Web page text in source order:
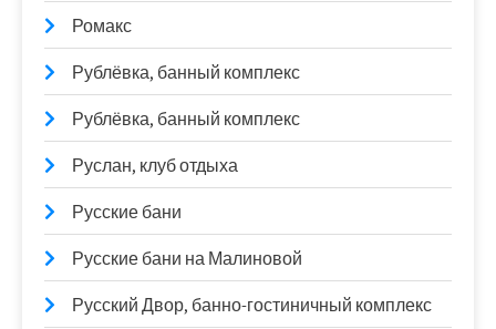
Ромакс
Рублёвка, банный комплекс
Рублёвка, банный комплекс
Руслан, клуб отдыха
Русские бани
Русские бани на Малиновой
Русский Двор, банно-гостиничный комплекс